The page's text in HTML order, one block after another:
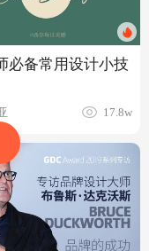
必备常用设计小技
17.8w